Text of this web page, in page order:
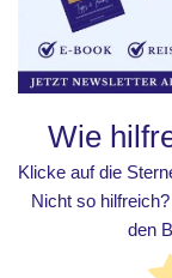
Wie
Klicke auf die
Nicht so
den